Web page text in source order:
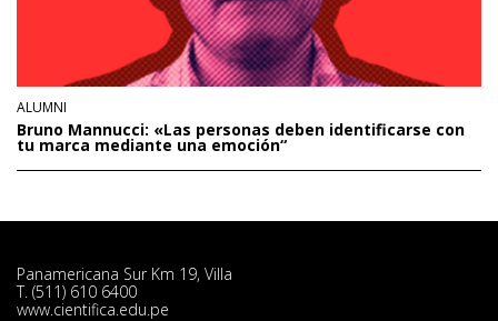
ALUMNI
Bruno Mannucci: «Las personas deben identificarse con
tu marca mediante una emoción“
Panamericana Sur Km 19, Villa
T. (511) 610 6400
www.cientifica.edu.pe